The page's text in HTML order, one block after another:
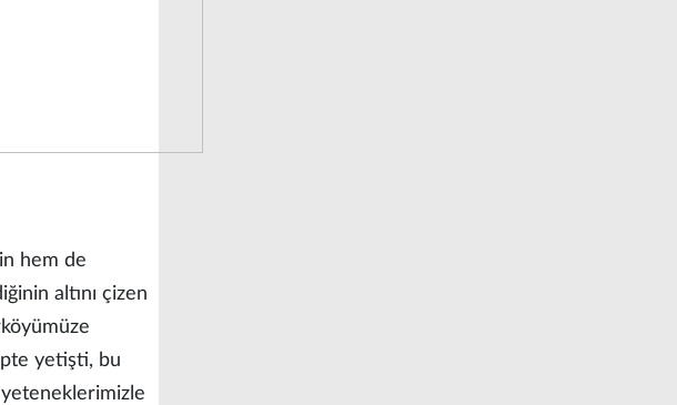
hem de
altını çizen
yetişti, bu
yeteneklerimizle